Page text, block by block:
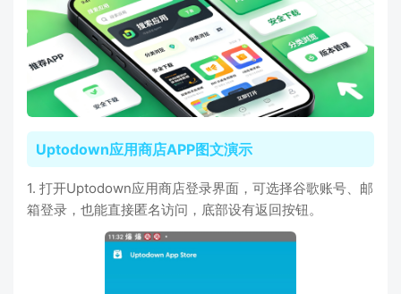
Uptodown应用商店APP图文演示
1. 打开Uptodown应用商店登录界面，可选择谷歌账号、邮
箱登录，也能直接匿名访问，底部设有返回按钮。